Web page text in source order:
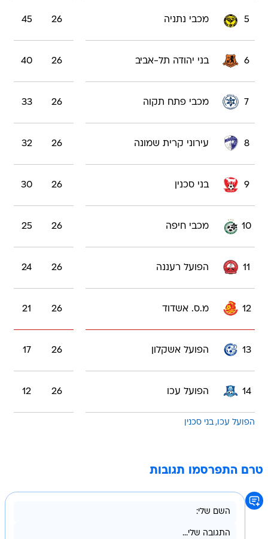
5 מכבי נתניה 26
45
6 בני יהודה תל-אביב 26
40
7 מכבי פתח תקוה 26
33
8 עירוני קרית שמונה 26
32
9 בני סכנין 26
30
10 מכבי חיפה 26
25
11 הפועל רעננה 26
24
12 מ.ס. אשדוד 26
21
13 הפועל אשקלון 26
17
14 הפועל עכו 26
12
הפועל עכו בני סכנין
טרם התפרסמו תגובות